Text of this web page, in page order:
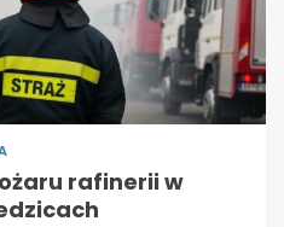
rafinerii w